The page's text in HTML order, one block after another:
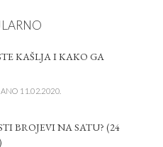
KAŠLJA I KAKO GA
11.02.2020.
BROJEVI NA SATU? (24